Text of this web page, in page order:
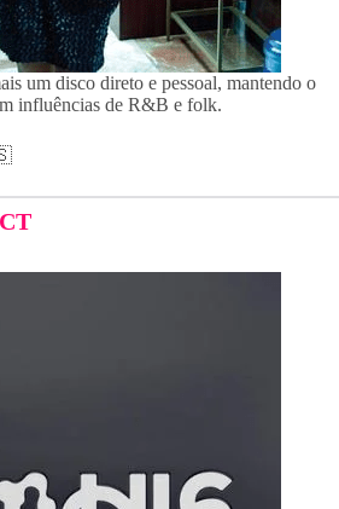
um disco direto e pessoal, mantendo o
influências de R&B e folk.